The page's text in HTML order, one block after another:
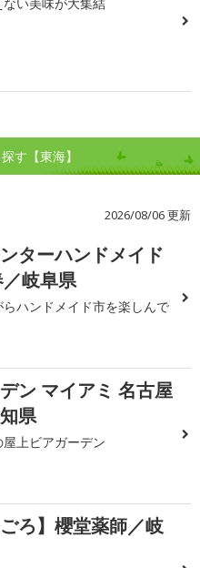
す【東海】
2026/08/06 更新
ターハンドメイド
岐阜県
ハンドメイド市を楽しんで
ン マイアミ 名古屋
県
上ビアガーデン
ごろ】櫻堂薬師／岐